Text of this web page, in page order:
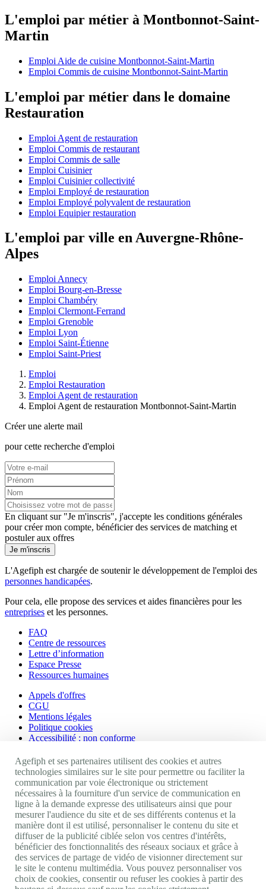
L'emploi par métier à Montbonnot-Saint-
Martin
Emploi Aide de cuisine Montbonnot-Saint-Martin
Emploi Commis de cuisine Montbonnot-Saint-Martin
L'emploi par métier dans le domaine
Restauration
Emploi Agent de restauration
Emploi Commis de restaurant
Emploi Commis de salle
Emploi Cuisinier
Emploi Cuisinier collectivité
Emploi Employé de restauration
Emploi Employé polyvalent de restauration
Emploi Equipier restauration
L'emploi par ville en Auvergne-Rhône-
Alpes
Emploi Annecy
Emploi Bourg-en-Bresse
Emploi Chambéry
Emploi Clermont-Ferrand
Emploi Grenoble
Emploi Lyon
Emploi Saint-Étienne
Emploi Saint-Priest
Emploi
Emploi Restauration
Emploi Agent de restauration
Emploi Agent de restauration Montbonnot-Saint-Martin
Créer une alerte mail
pour cette recherche d'emploi
En cliquant sur "Je m'inscris", j'accepte les conditions générales
pour créer mon compte, bénéficier des services de matching et
postuler aux offres
Je m'inscris
L'Agefiph est chargée de soutenir le développement de l'emploi des
personnes handicapées.
Pour cela, elle propose des services et aides financières pour les
entreprises et les personnes.
FAQ
Centre de ressources
Lettre d’information
Espace Presse
Ressources humaines
Appels d'offres
CGU
Mentions légales
Politique cookies
Accessibilité : non conforme
Nos autres sites
Site portail Agefiph
Activateur de progrès
Handinnov
Innovation et recherche
Université du RRH
Service AppuiPro
Nous suivre
Agefiph et ses partenaires utilisent des cookies et autres
technologies similaires sur le site pour permettre ou faciliter la
communication par voie électronique ou strictement
nécessaires à la fourniture d'un service de communication en
ligne à la demande expresse des utilisateurs ainsi que pour
mesurer l'audience du site et de ses différents contenus et la
manière dont il est utilisé, personnaliser le contenu du site et
diffuser de la publicité ciblée selon vos centres d'intérêts,
bénéficier des fonctionnalités des réseaux sociaux et grâce à
des services de partage de vidéo de visionner directement sur
le site le contenu multimédia. Vous pouvez personnaliser vos
choix de cookies, consentir ou refuser les cookies à partir des